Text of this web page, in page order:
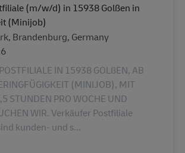
(m/w/d) in 15938 Golßen in
(Minijob)
Brandenburg, Germany
IN 15938 GOLßEN, AB
(MINIJOB), MIT
STUNDEN PRO WOCHE UND
WIR. Verkäufer Postfiliale
kunden- und s...